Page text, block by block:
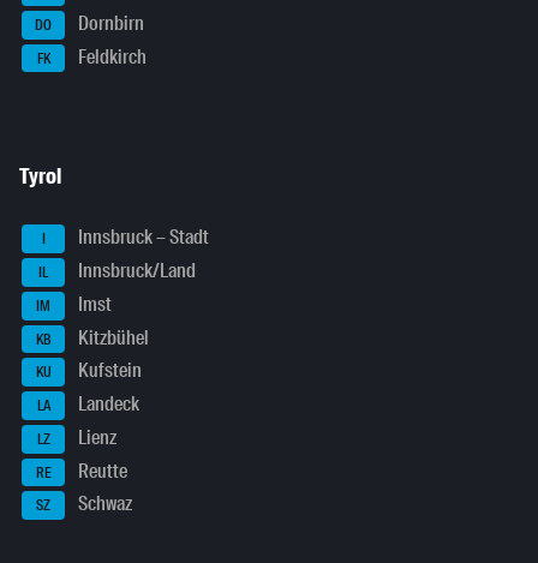
DO Dornbirn
FK Feldkirch
Tyrol
I Innsbruck – Stadt
IL Innsbruck/Land
IM Imst
KB Kitzbühel
KU Kufstein
LA Landeck
LZ Lienz
RE Reutte
SZ Schwaz